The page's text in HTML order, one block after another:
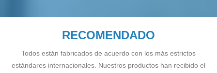
RECOMENDADO
Todos están fabricados de acuerdo con los más estrictos
estándares internacionales. Nuestros productos han recibido el